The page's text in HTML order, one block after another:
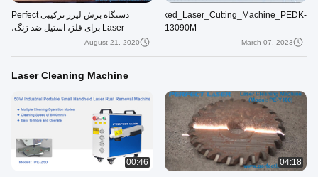
Perfect_Laser_Mixed_Laser_Cutting_Machine_PEDK-
13090M
March 07, 2023
دستگاه برش لیزر ترکیبی Perfect
Laser برای فلز، استیل ضد زنگ،
August 21, 2020
Laser Cleaning Machine
04:18
00:46